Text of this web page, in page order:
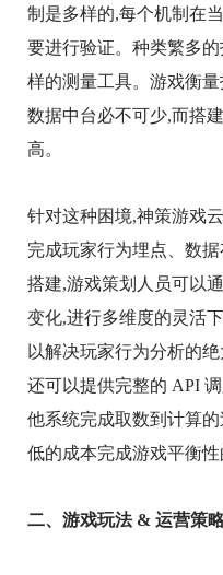
制是多样的,每个机制在
要进行验证。种类繁多
样的测量工具。游戏衡
数据中台必不可少,而搭
高。
针对这种困境,神策游戏
完成玩家行为埋点、数
搭建,游戏策划人员可以
变化,进行多维度的灵活
以解决玩家行为分析的
还可以提供完整的 API
他系统完成取数到计算
低的成本完成游戏平衡性
二、游戏玩法 & 运营策